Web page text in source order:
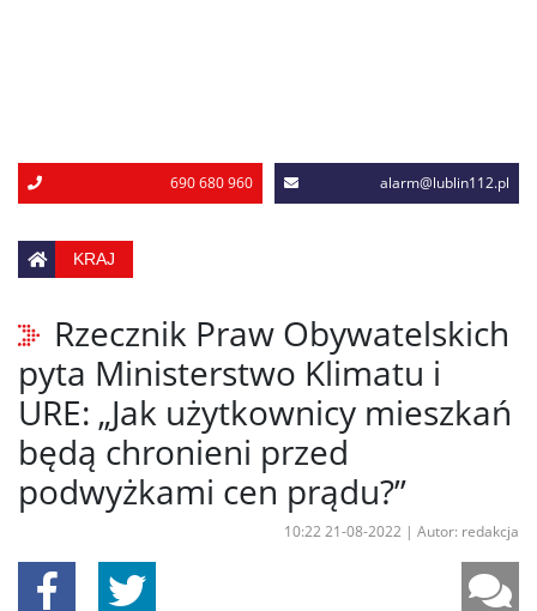
690 680 960 alarm@lublin112.pl
KRAJ
Rzecznik Praw Obywatelskich
pyta Ministerstwo Klimatu i
URE: „Jak użytkownicy mieszkań
będą chronieni przed
podwyżkami cen prądu?”
10:22 21-08-2022 | Autor: redakcja